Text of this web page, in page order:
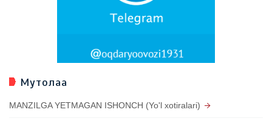
Мутолаа
MANZILGA YETMAGAN ISHONCH (Yo'l xotiralari)